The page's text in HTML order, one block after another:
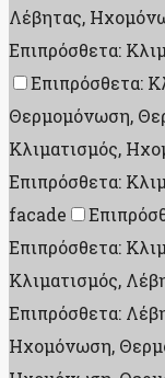
Λέβητας,
Επιπρόσθετα:
Επιπρόσθετα:
Θερμομόνωση,
Κλιματισμός,
Επιπρόσθετα:
facade
Επιπρόσθετα:
Κλιματισμός,
Επιπρόσθετα:
Ηχομόνωση,